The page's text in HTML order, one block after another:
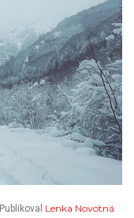
Publikoval Lenka Novotná